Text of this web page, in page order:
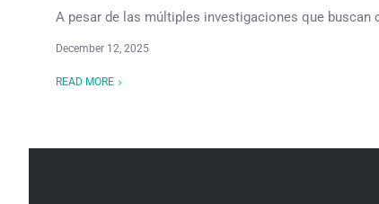
A pesar de las múltiples investigaciones que buscan
December 12, 2025
READ MORE